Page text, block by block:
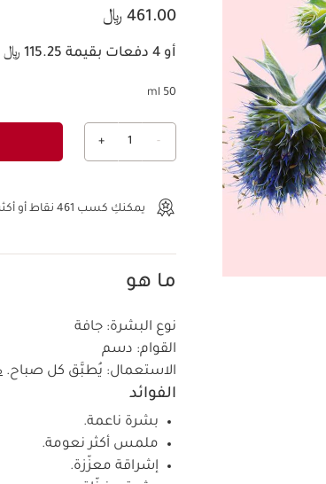
السعر الحالي هو 461.00 ﷼
461.00 ﷼
أو 4 دفعات بقيمة 115.25 ﷼ مع
50 ml
-
1
+
يمكنكِ كسب 461 نقاط أو
ما هو
نوع البشرة: جافة
القوام: دسم
الاستعمال: يُطبَّق كل صباح.
الفوائد
بشرة ناعمة.
ملمس أكثر نعومة.
إشراقة معزّزة.